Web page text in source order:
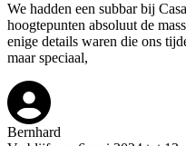
We hadden een subbar bij
hoogtepunten absoluut de
enige details waren die ons
maar speciaal,
Bernhard